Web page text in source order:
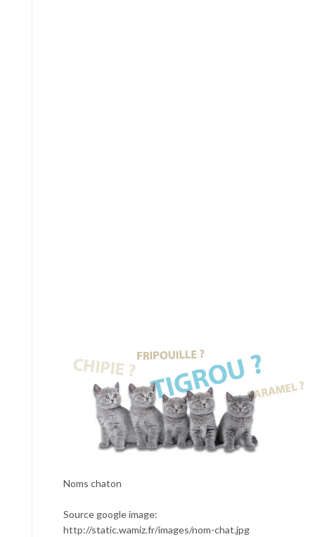
Noms chaton
Source google image:
http://static.wamiz.fr/images/nom-chat.jpg